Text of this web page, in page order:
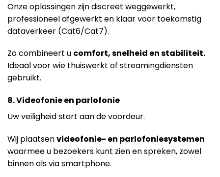
Onze oplossingen zijn discreet weggewerkt,
professioneel afgewerkt en klaar voor toekomstig
dataverkeer (Cat6/Cat7).
Zo combineert u comfort, snelheid en stabiliteit.
Ideaal voor wie thuiswerkt of streamingdiensten
gebruikt.
8. Videofonie en parlofonie
Uw veiligheid start aan de voordeur.
Wij plaatsenvideofonie- en parlofoniesystemen
waarmee u bezoekers kunt zien en spreken, zowel
binnen als via smartphone.